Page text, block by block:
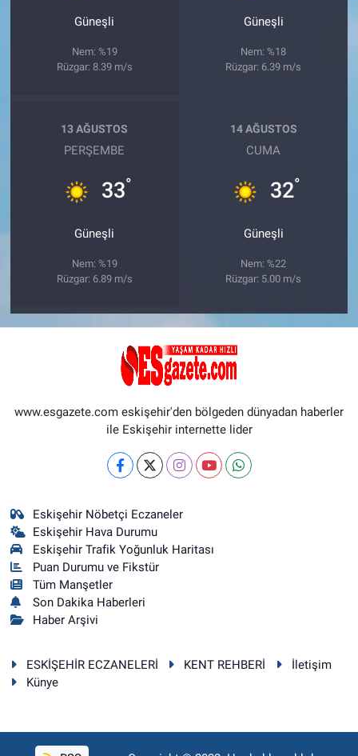
Güneşli
Nem: %19
Rüzgar: 8.39 m/s
Güneşli
Nem: %18
Rüzgar: 6.39 m/s
13 AĞUSTOS
PERŞEMBE
33°
Güneşli
Nem: %19
Rüzgar: 6.89 m/s
14 AĞUSTOS
CUMA
32°
Güneşli
Nem: %22
Rüzgar: 5.00 m/s
www.esgazete.com eskişehir'den bölgeden dünyadan haberler
ile Eskişehir internette lider
Eskişehir Nöbetçi Eczaneler
Eskişehir Hava Durumu
Eskişehir Trafik Yoğunluk Haritası
Puan Durumu ve Fikstür
Tüm Manşetler
Son Dakika Haberleri
Haber Arşivi
ESKİŞEHİR ECZANELERİ KENT REHBERİ
İletişim
Künye